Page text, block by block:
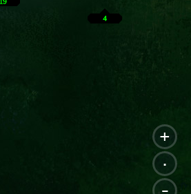
+
.
-